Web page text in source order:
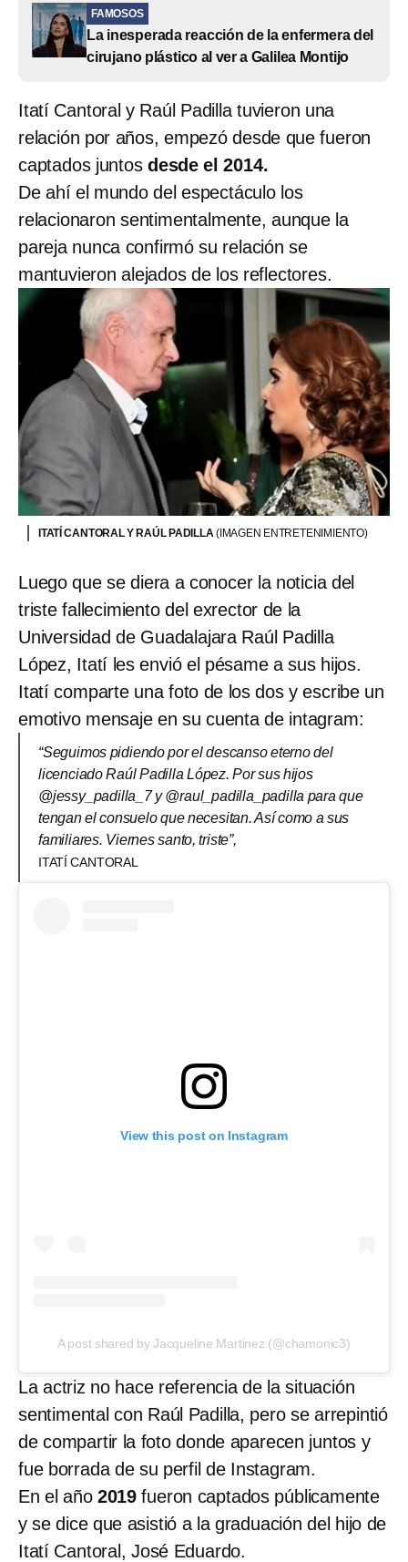
FAMOSOS
La inesperada reacción de la enfermera del
cirujano plástico al ver a Galilea Montijo
Itatí Cantoral y Raúl Padilla tuvieron una
relación por años, empezó desde que fueron
captados juntosdesde el 2014.
De ahí el mundo del espectáculo los
relacionaron sentimentalmente, aunque la
pareja nunca confirmó su relación se
mantuvieron alejados de los reflectores.
ITATÍ CANTORAL Y RAÚL PADILLA (IMAGEN ENTRETENIMIENTO)
Luego que se diera a conocer la noticia del
triste fallecimiento del exrector de la
Universidad de Guadalajara Raúl Padilla
López, Itatí les envió el pésame a sus hijos.
Itatí comparte una foto de los dos y escribe un
emotivo mensaje en su cuenta de intagram:
“Seguimos pidiendo por el descanso eterno del
licenciado Raúl Padilla López. Por sus hijos
@jessy_padilla_7 y @raul_padilla_padilla para que
tengan el consuelo que necesitan. Así como a sus
familiares. Viernes santo, triste”,
ITATÍ CANTORAL
View this post on Instagram
A post shared by Jacqueline Martinez (@chamonic3)
La actriz no hace referencia de la situación
sentimental con Raúl Padilla, pero se arrepintió
de compartir la foto donde aparecen juntos y
fue borrada de su perfil de Instagram.
En el año 2019fueron captados públicamente
y se dice que asistió a la graduación del hijo de
Itatí Cantoral, José Eduardo.